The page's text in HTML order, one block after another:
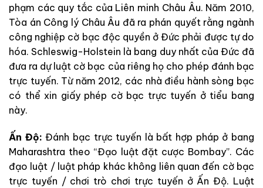
phạm các quy tắc của Liên minh Châu Âu. Năm 2010,
Tòa án Công lý Châu Âu đã ra phán quyết rằng ngành
công nghiệp cờ bạc độc quyền ở Đức phải được tự do
hóa. Schleswig-Holstein là bang duy nhất của Đức đã
đưa ra dự luật cờ bạc của riêng họ cho phép đánh bạc
trực tuyến. Từ năm 2012, các nhà điều hành sòng bạc
có thể xin giấy phép cờ bạc trực tuyến ở tiểu bang
này.
Ấn Độ: Đánh bạc trực tuyến là bất hợp pháp ở bang
Maharashtra theo “Đạo luật đặt cược Bombay”. Các
đạo luật / luật pháp khác không liên quan đến cờ bạc
trực tuyến / chơi trò chơi trực tuyến ở Ấn Độ. Luật